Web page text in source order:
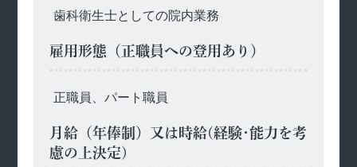
歯科衛生士としての院内業務
雇用形態（正職員への登用あり）
正職員、パート職員
月給（年俸制）又は時給(経験･能力を考
慮の上決定)